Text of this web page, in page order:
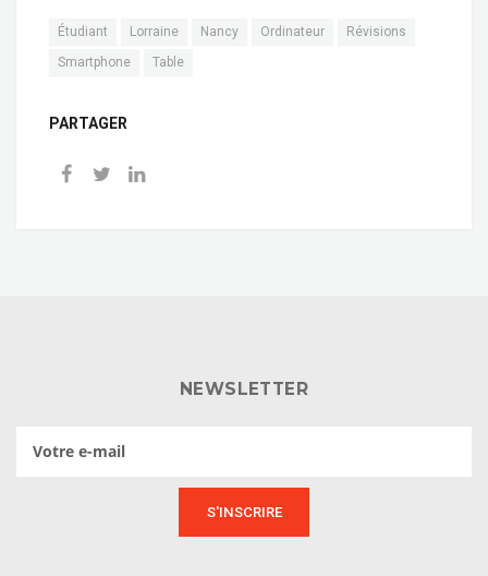
Étudiant Lorraine Nancy Ordinateur
Révisions
Smartphone
Table
PARTAGER
NEWSLETTER